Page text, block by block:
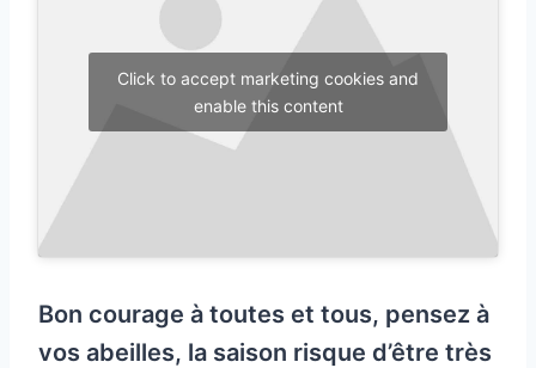
Click to accept marketing cookies and
enable this content
Bon courage à toutes et tous, pensez à
vos abeilles, la saison risque d’être très